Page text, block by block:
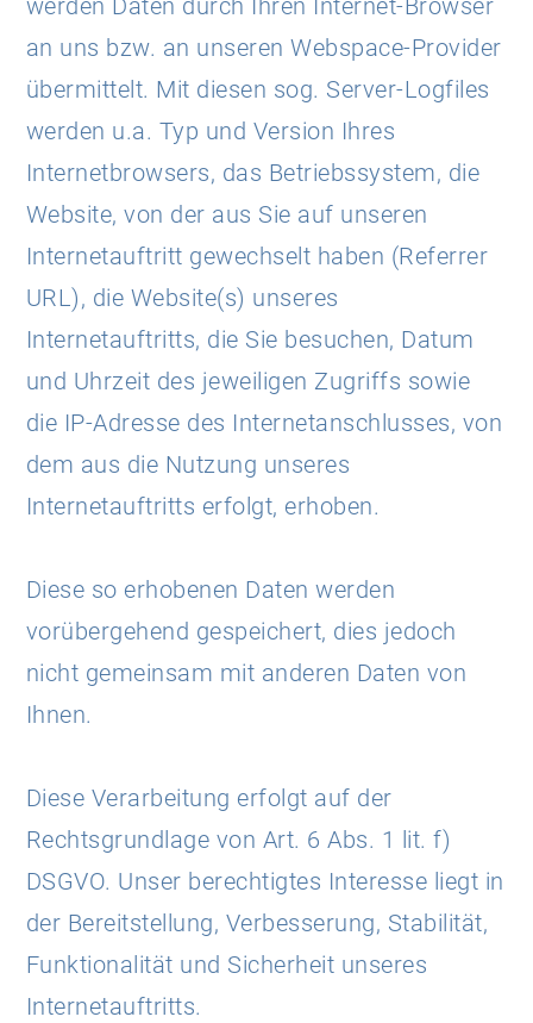
werden Daten durch Ihren Internet-Browser
an uns bzw. an unseren Webspace-Provider
übermittelt. Mit diesen sog. Server-Logfiles
werden u.a. Typ und Version Ihres
Internetbrowsers, das Betriebssystem, die
Website, von der aus Sie auf unseren
Internetauftritt gewechselt haben (Referrer
URL), die Website(s) unseres
Internetauftritts, die Sie besuchen, Datum
und Uhrzeit des jeweiligen Zugriffs sowie
die IP-Adresse des Internetanschlusses, von
dem aus die Nutzung unseres
Internetauftritts erfolgt, erhoben.
Diese so erhobenen Daten werden
vorübergehend gespeichert, dies jedoch
nicht gemeinsam mit anderen Daten von
Ihnen.
Diese Verarbeitung erfolgt auf der
Rechtsgrundlage von Art. 6 Abs. 1 lit. f)
DSGVO. Unser berechtigtes Interesse liegt in
der Bereitstellung, Verbesserung, Stabilität,
Funktionalität und Sicherheit unseres
Internetauftritts.